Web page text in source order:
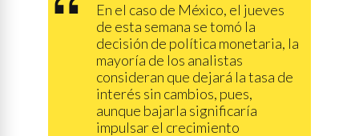
En el caso de México, el jueves
de esta semana se tomó la
decisión de política monetaria, la
mayoría de los analistas
consideran que dejará la tasa de
interés sin cambios, pues,
aunque bajarla significaría
impulsar el crecimiento